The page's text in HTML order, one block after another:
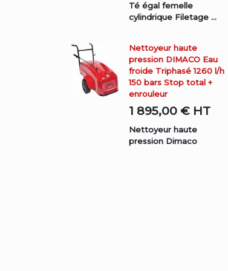
Té égal femelle
cylindrique Filetage ...
Nettoyeur haute
pression DIMACO Eau
froide Triphasé 1260 l/h
150 bars Stop total +
enrouleur
1 895,00 € HT
Nettoyeur haute
pression Dimaco